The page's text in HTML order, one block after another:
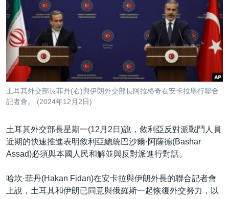
航
跳
到
美國
中國
國際
經貿
視頻
每日視頻新聞
美國專訊
視頻存檔
YOUTUBE頻道
音頻
新聞音頻
海外港人
港人港心
美國透視
國語
關注我們
土耳其外交部長菲丹(右)與伊朗外交部長阿拉格奇在安卡拉舉行聯合
記者會。 (2024年12月2日)
土耳其外交部長星期一(12月2日)說，敘利亞反對派戰鬥人員
近期的快速推進表明敘利亞總統巴沙爾·阿薩德(Bashar
Assad)必須與本國人民和解並與反對派進行對話。
哈坎·菲丹(Hakan Fidan)在安卡拉與伊朗外長的聯合記者會
上說，土耳其和伊朗已同意與俄羅斯一起恢復外交努力，以